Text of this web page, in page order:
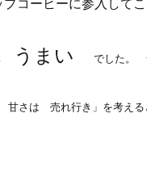
コーヒーに参入して
うまい でした。
さは 売れ行き」を考える